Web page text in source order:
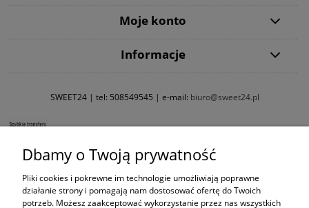
Moje konto
Informacje
SWEET24 | tel: 508549545 | e-mail: biuro@sweet24.pl
Dbamy o Twoją prywatność
Pliki cookies i pokrewne im technologie umożliwiają poprawne
działanie strony i pomagają nam dostosować ofertę do Twoich
potrzeb. Możesz zaakceptować wykorzystanie przez nas wszystkich